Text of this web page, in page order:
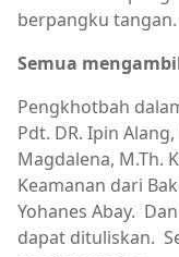
berpangku tangan.
Semua
Pengkhotbah
Pdt. DR. Ipin
Magdalena, M.Th.
Keamanan dari
Yohanes Abay.
dapat dituliskan.